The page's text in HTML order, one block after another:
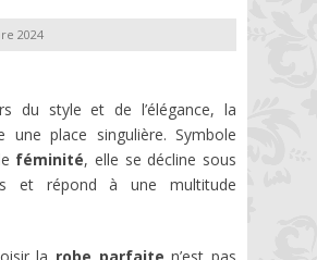
2024
du style et de l’élégance, la
une place singulière. Symbole
féminité, elle se décline sous
et répond à une multitude